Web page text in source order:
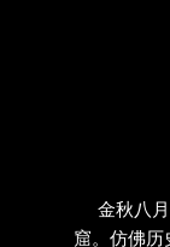
金秋八月
窟。仿佛历